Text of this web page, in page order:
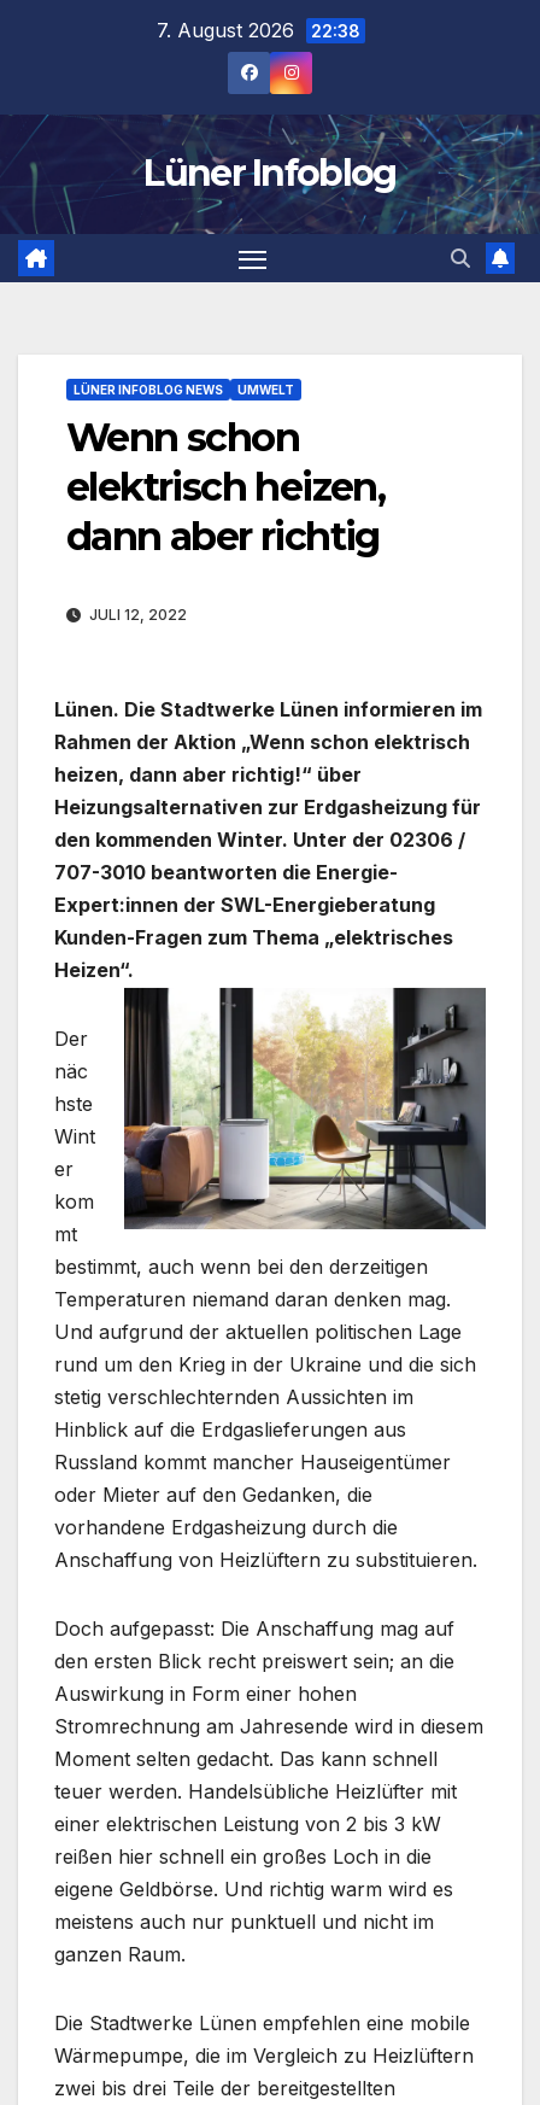
7. August 2026 22:38
Lüner Infoblog
LÜNER INFOBLOG NEWS UMWELT
Wenn schon
elektrisch heizen,
dann aber richtig
JULI 12, 2022
Lünen. Die Stadtwerke Lünen informieren im
Rahmen der Aktion „Wenn schon elektrisch
heizen, dann aber richtig!“ über
Heizungsalternativen zur Erdgasheizung für
den kommenden Winter. Unter der 02306 /
707-3010 beantworten die Energie-
Expert:innen der SWL-Energieberatung
Kunden-Fragen zum Thema „elektrisches
Heizen“.
Der
näc
hste
Wint
er
kom
mt
bestimmt, auch wenn bei den derzeitigen
Temperaturen niemand daran denken mag.
Und aufgrund der aktuellen politischen Lage
rund um den Krieg in der Ukraine und die sich
stetig verschlechternden Aussichten im
Hinblick auf die Erdgaslieferungen aus
Russland kommt mancher Hauseigentümer
oder Mieter auf den Gedanken, die
vorhandene Erdgasheizung durch die
Anschaffung von Heizlüftern zu substituieren.
Doch aufgepasst: Die Anschaffung mag auf
den ersten Blick recht preiswert sein; an die
Auswirkung in Form einer hohen
Stromrechnung am Jahresende wird in diesem
Moment selten gedacht. Das kann schnell
teuer werden. Handelsübliche Heizlüfter mit
einer elektrischen Leistung von 2 bis 3 kW
reißen hier schnell ein großes Loch in die
eigene Geldbörse. Und richtig warm wird es
meistens auch nur punktuell und nicht im
ganzen Raum.
Die Stadtwerke Lünen empfehlen eine mobile
Wärmepumpe, die im Vergleich zu Heizlüftern
zwei bis drei Teile der bereitgestellten